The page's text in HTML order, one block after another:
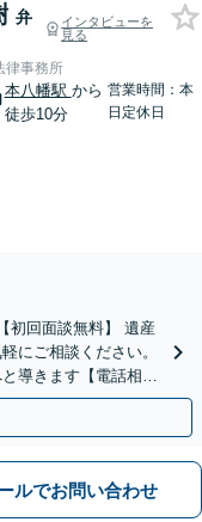
弁
インタビューを
見る
律事務所
本八幡駅 から
徒歩10分
営業時間：本
日定休日
初回面談無料】 遺産
にご相談ください。
導きます【電話相談
ルでお問い合わせ